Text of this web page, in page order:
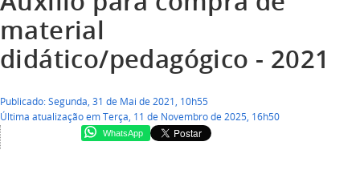
material
didático/pedagógico - 2021
Publicado: Segunda, 31 de Mai de 2021, 10h55
Última atualização em Terça, 11 de Novembro de 2025, 16h50
WhatsApp